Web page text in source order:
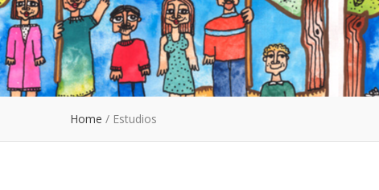
Home / Estudios